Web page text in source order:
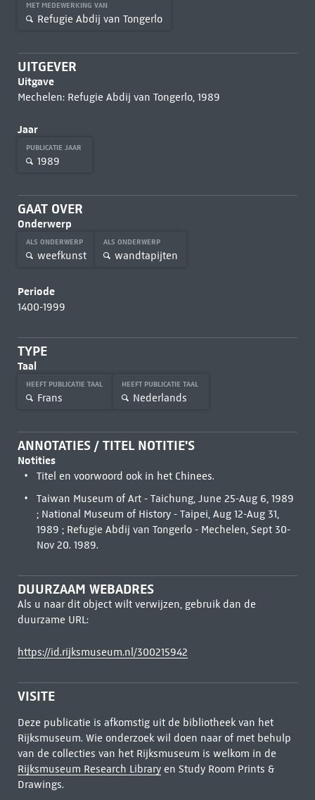
MET MEDEWERKING VAN
Refugie Abdij van Tongerlo
UITGEVER
Uitgave
Mechelen: Refugie Abdij van Tongerlo, 1989
Jaar
PUBLICATIE JAAR
1989
GAAT OVER
Onderwerp
ALS ONDERWERP
weefkunst
ALS ONDERWERP
wandtapijten
Periode
1400-1999
TYPE
Taal
HEEFT PUBLICATIE TAAL
Frans
HEEFT PUBLICATIE TAAL
Nederlands
ANNOTATIES / TITEL NOTITIE'S
Notities
Titel en voorwoord ook in het Chinees.
Taiwan Museum of Art - Taichung, June 25-Aug 6, 1989
; National Museum of History - Taipei, Aug 12-Aug 31,
1989 ; Refugie Abdij van Tongerlo - Mechelen, Sept 30-
Nov 20. 1989.
DUURZAAM WEBADRES
Als u naar dit object wilt verwijzen, gebruik dan de
duurzame URL:
https://id.rijksmuseum.nl/300215942
VISITE
Deze publicatie is afkomstig uit de bibliotheek van het
Rijksmuseum. Wie onderzoek wil doen naar of met behulp
van de collecties van het Rijksmuseum is welkom in de
Rijksmuseum Research Libraryen Study Room Prints &
Drawings.